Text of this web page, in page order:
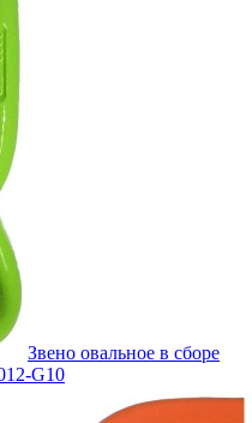
Звено овальное в сборе
G10